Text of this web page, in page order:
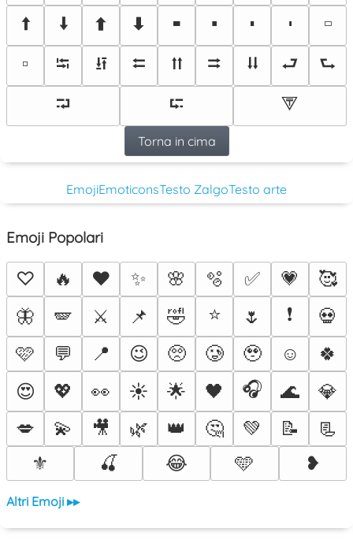
🠩
🠫 🠭 🠯 🢜 🢝 🢞 🢟
🢬
🢭
⭾ ⭿ ⮄ ⮅ ⮆ ⮇ ⮐
⮑
⮒
⮓ ⮗
Torna in cima
EmojiEmoticonsTesto ZalgoTesto arte
Emoji Popolari
♡ 🔥 ❤️ ✨ 🌸 🫧 ✅ 💗
🥰
🦋
🪽 ⚔️ 📌 🤣 ⭐ 🌷 ❗
💀
🩷
💬 📍 😉 🥺 🥲 🥹 ☺️
🍀
😍
💖 👀 ☀️ 🌟 🖤 🎧 🌊
💎
💋
💫 🎥 🌿 👑 🤔 💚 📝
📃
⚜️
🍒 😂 🩵 ❥
Altri Emoji ▸▸